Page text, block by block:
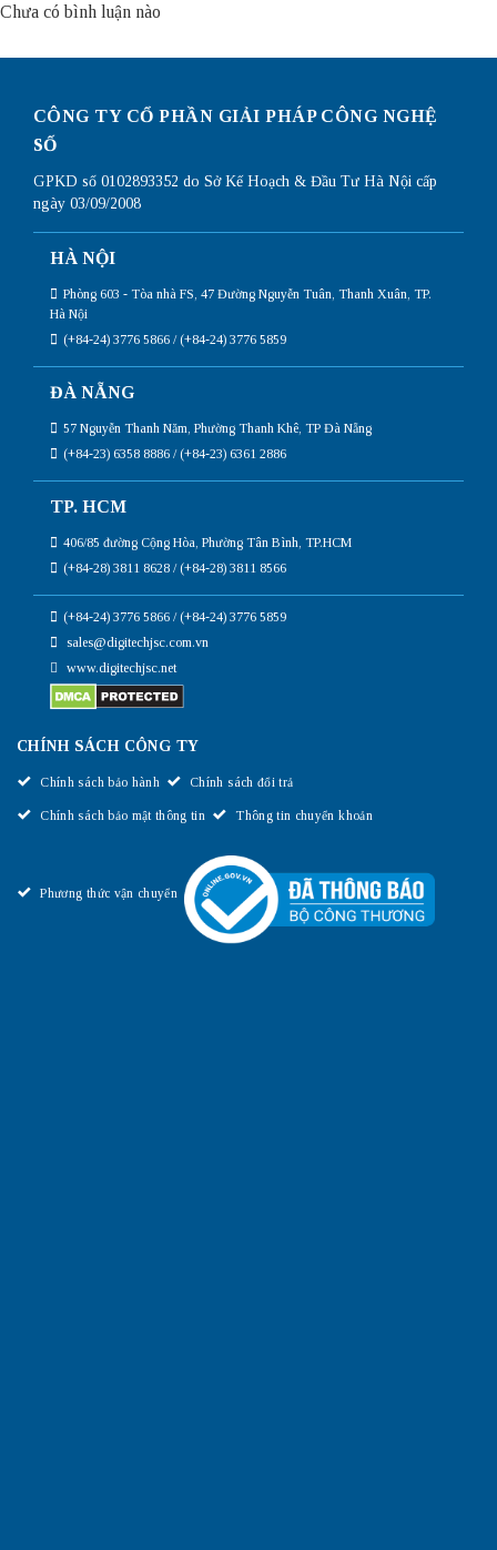
Chưa có bình luận nào
CÔNG TY CỔ PHẦN GIẢI PHÁP CÔNG NGHỆ
SỐ
GPKD số 0102893352 do Sở Kế Hoạch & Đầu Tư Hà Nội cấp
ngày 03/09/2008
HÀ NỘI
Phòng 603 - Tòa nhà FS, 47 Đường Nguyễn Tuân, Thanh Xuân, TP.
Hà Nội
(+84-24) 3776 5866 / (+84-24) 3776 5859
ĐÀ NẴNG
57 Nguyễn Thanh Năm, Phường Thanh Khê, TP Đà Nẵng
(+84-23) 6358 8886 / (+84-23) 6361 2886
TP. HCM
406/85 đường Cộng Hòa, Phường Tân Bình, TP.HCM
(+84-28) 3811 8628 / (+84-28) 3811 8566
(+84-24) 3776 5866 / (+84-24) 3776 5859
sales@digitechjsc.com.vn
www.digitechjsc.net
CHÍNH SÁCH CÔNG TY
Chính sách bảo hành Chính sách đổi trả
Chính sách bảo mật thông tin Thông tin chuyển khoản
Phương thức vận chuyển